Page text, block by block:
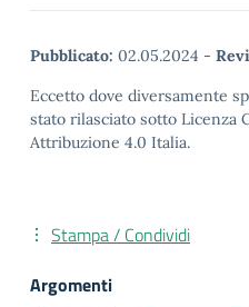
Pubblicato: 02.05.2024 -
Eccetto dove diversamente
stato rilasciato sotto Licenza
Attribuzione 4.0 Italia.
Stampa / Condividi
Argomenti